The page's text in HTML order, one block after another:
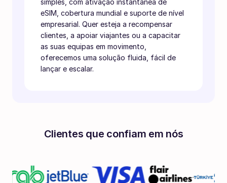
simples, com ativação instantânea de
eSIM, cobertura mundial e suporte de nível
empresarial. Quer esteja a recompensar
clientes, a apoiar viajantes ou a capacitar
as suas equipas em movimento,
oferecemos uma solução fluida, fácil de
lançar e escalar.
Clientes que confiam em nós